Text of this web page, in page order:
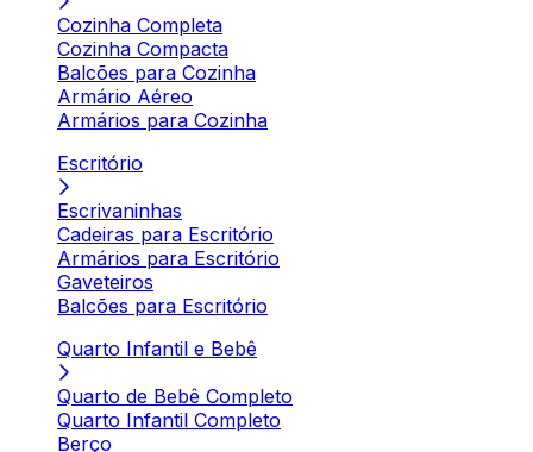
Cozinha Completa
Cozinha Compacta
Balcões para Cozinha
Armário Aéreo
Armários para Cozinha
Escritório
Escrivaninhas
Cadeiras para Escritório
Armários para Escritório
Gaveteiros
Balcões para Escritório
Quarto Infantil e Bebê
Quarto de Bebê Completo
Quarto Infantil Completo
Berço